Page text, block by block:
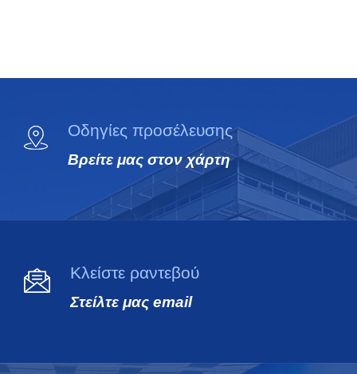
Οδηγίες προσέλευσης
Βρείτε μας στον χάρτη
Κλείστε ραντεβού
Στείλτε μας email